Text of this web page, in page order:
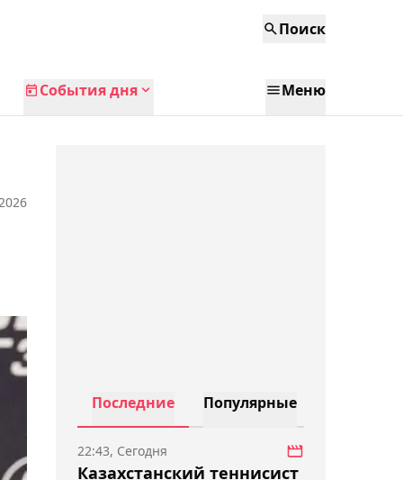
Поиск
События дня Меню
Последние Популярные
Казахстанский теннисист
22:43, Сегодня